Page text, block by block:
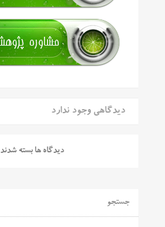
دیدگاهی وجود ندارد
دیدگاه ها بسته شدند
جستجو